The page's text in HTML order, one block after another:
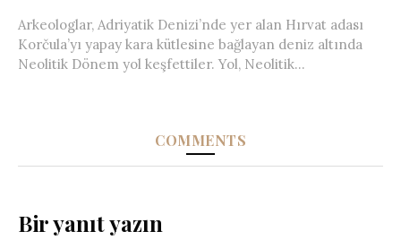
Arkeologlar, Adriyatik Denizi’nde yer alan Hırvat adası
Korčula’yı yapay kara kütlesine bağlayan deniz altında
Neolitik Dönem yol keşfettiler. Yol, Neolitik...
COMMENTS
Bir yanıt yazın